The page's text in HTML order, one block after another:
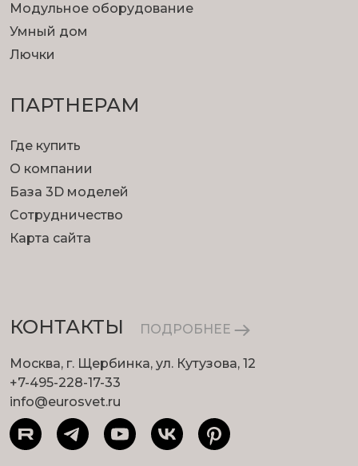
Модульное оборудование
Умный дом
Лючки
ПАРТНЕРАМ
Где купить
О компании
База 3D моделей
Сотрудничество
Карта сайта
КОНТАКТЫ ПОДРОБНЕЕ
Москва, г. Щербинка, ул. Кутузова, 12
+7-495-228-17-33
info@eurosvet.ru